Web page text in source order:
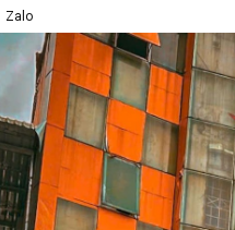
Zalo